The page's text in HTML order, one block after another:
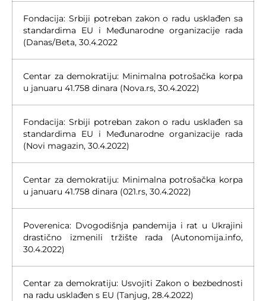
Fondacija: Srbiji potreban zakon o radu usklađen sa
standardima EU i Međunarodne organizacije rada
(Danas/Beta, 30.4.2022
Centar za demokratiju: Minimalna potrošačka korpa
u januaru 41.758 dinara (Nova.rs, 30.4.2022)
Fondacija: Srbiji potreban zakon o radu usklađen sa
standardima EU i Međunarodne organizacije rada
(Novi magazin, 30.4.2022)
Centar za demokratiju: Minimalna potrošačka korpa
u januaru 41.758 dinara (021.rs, 30.4.2022)
Poverenica: Dvogodišnja pandemija i rat u Ukrajini
drastično izmenili tržište rada (Autonomija.info,
30.4.2022)
Centar za demokratiju: Usvojiti Zakon o bezbednosti
na radu usklađen s EU (Tanjug, 28.4.2022)